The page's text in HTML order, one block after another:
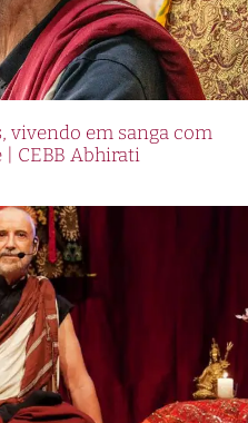
vivendo em sanga com
CEBB Abhirati